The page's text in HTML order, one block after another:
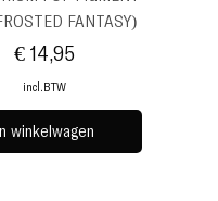
FANTASY)
Prijs
€ 14,95
incl.BTW
In winkelwagen